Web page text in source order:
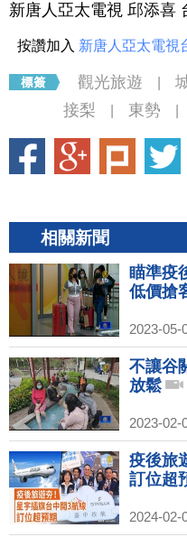
新唐人亞太電視 邱添喜
按讚加入 新唐人亞太電視
觀光旅遊
接梨
東勢
相關新聞
瞄準疫
低價搶
2023-05-
不讓谷
放鬆
2023-02-
疫後旅
訂位超
2024-02-